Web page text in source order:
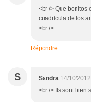
<br /> Que bonitos
cuadrícula de los
<br />
Répondre
S Sandra 14/10/
<br /> Ils sont bien